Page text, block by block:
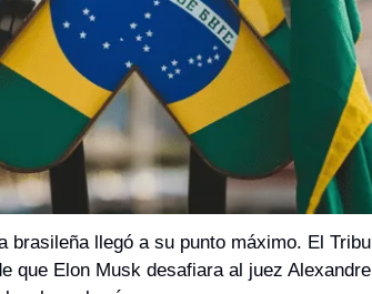
brasileña llegó a su punto máximo. El
que Elon Musk desafiara al juez